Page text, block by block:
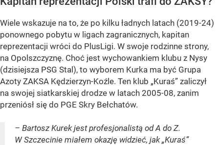
Wiele wskazuje na to, że po kilku ładnych latach (2019-24)
ponownego pobytu w ligach zagranicznych, kapitan
reprezentacji wróci do PlusLigi. W swoje rodzinne strony,
na Opolszczyznę. Choć jest wychowankiem klubu z Nysy
(dzisiejsza PSG Stal), to wyborem Kurka ma być Grupa
Azoty ZAKSA Kędzierzyn-Koźle. Ten klub „Kuraś” zaliczył
na swojej siatkarskiej drodze w latach 2005-08, zanim
przeniósł się do PGE Skry Bełchatów.
– Bartosz Kurek jest profesjonalistą od A do Z.
W Szczecinie miałem okazję widzieć, jak „Kuraś”